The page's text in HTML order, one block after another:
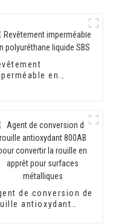
en
de conversion de
antioxydant